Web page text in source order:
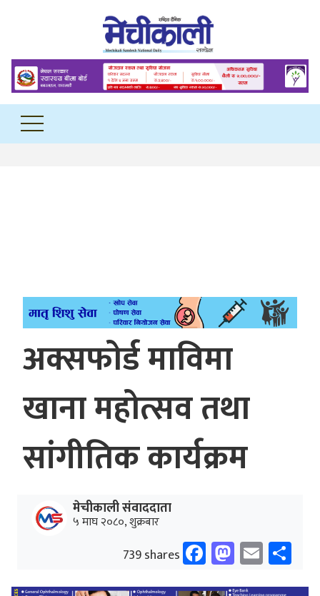
अक्सफोर्ड माविमा
खाना महोत्सव तथा
सांगीतिक कार्यक्रम
मेचीकाली संवाददाता
५ माघ २०८०, शुक्रबार
739 shares Facebook
Email